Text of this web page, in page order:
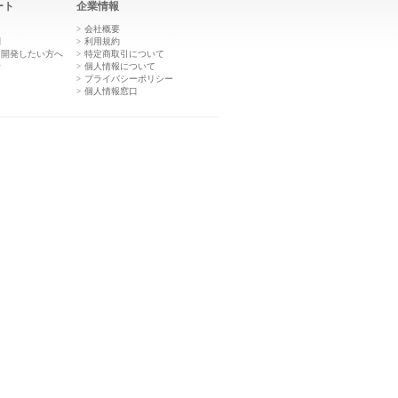
ト
発したい方へ
企業情報
会社概要
利用規約
特定商取引について
個人情報について
プライバシーポリシー
個人情報窓口